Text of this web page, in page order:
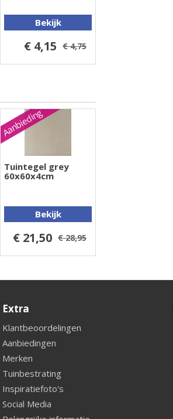
Bekijk
€ 4,15 € 4,75
Aanbieding
Tuintegel grey
60x60x4cm
Bekijk
€ 21,50 € 28,95
Extra
Klantbeoordelingen
Aanbiedingen
Merken
Tuinbestrating
Inspiratiefoto's
Social Media